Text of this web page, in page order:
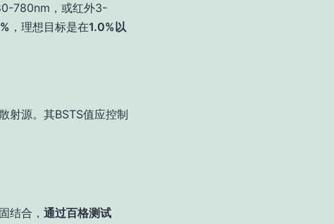
780nm，或红外3-
，理想目标是在1.0%以
射源。其BSTS值应控制
结合， 通过百格测试